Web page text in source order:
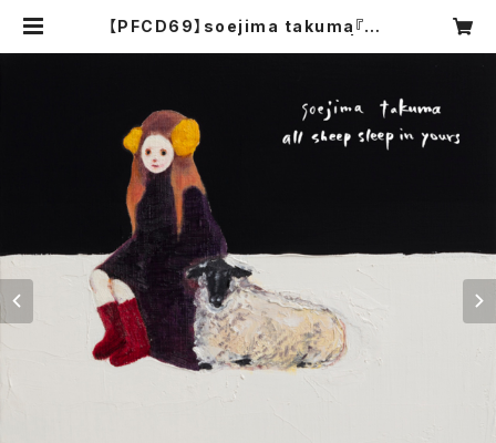
【PFCD69】soejima takuma『all